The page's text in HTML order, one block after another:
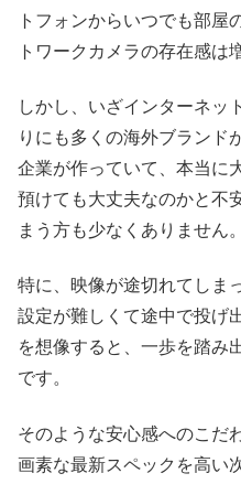
トフォンからいつでも部屋
トワークカメラの存在感は
しかし、いざインターネッ
りにも多くの海外ブランド
企業が作っていて、本当に
預けても大丈夫なのかと不
まう方も少なくありません。
特に、映像が途切れてしま
設定が難しくて途中で投げ
を想像すると、一歩を踏み
です。
そのような安心感へのこだ
画素な最新スペックを高い